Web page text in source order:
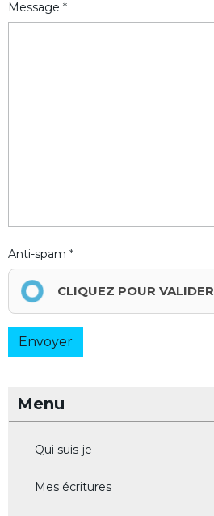
Message
Anti-spam
CLIQUEZ POUR VALIDER
Envoyer
Menu
Qui suis-je
Mes écritures